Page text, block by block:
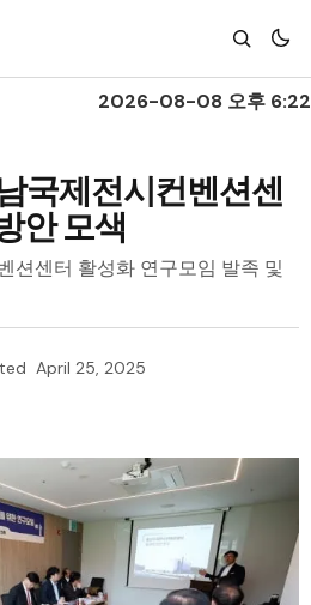
2026-08-08 오후 6:22
국제전시컨벤션센
안 모색
션센터 활성화 연구모임 발족 및
April 25, 2025